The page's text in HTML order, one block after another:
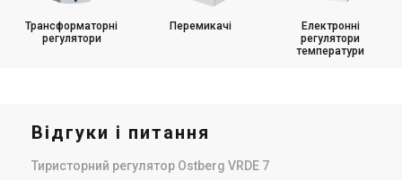
Трансформаторні
регулятори
Перемикачі
Електронні
регулятори
температури
Відгуки і питання
Тиристорний регулятор Ostberg VRDE 7